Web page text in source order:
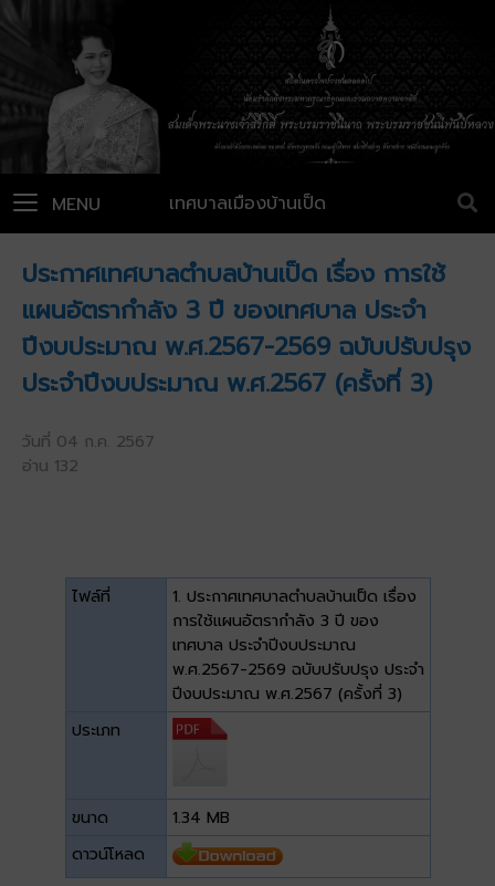
เทศบาลเมืองบ้านเป็ด
MENU
ประกาศเทศบาลตำบลบ้านเป็ด เรื่อง การใช้
แผนอัตรากำลัง 3 ปี ของเทศบาล ประจำ
ปีงบประมาณ พ.ศ.2567-2569 ฉบับปรับปรุง
ประจำปีงบประมาณ พ.ศ.2567 (ครั้งที่ 3)
วันที่ 04 ก.ค. 2567
อ่าน 132
ไฟล์ที่
1. ประกาศเทศบาลตำบลบ้านเป็ด เรื่อง
การใช้แผนอัตรากำลัง 3 ปี ของ
เทศบาล ประจำปีงบประมาณ
พ.ศ.2567-2569 ฉบับปรับปรุง ประจำ
ปีงบประมาณ พ.ศ.2567 (ครั้งที่ 3)
ประเภท
ขนาด
1.34 MB
ดาวน์โหลด